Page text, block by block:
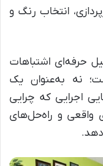
انتخاب رنگ و
حرفه‌ای اشتباهات
نه به‌عنوان یک
اجرایی که چرایی
واقعی و راه‌حل‌های